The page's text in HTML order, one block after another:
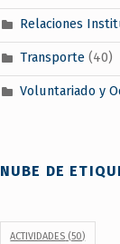
Relaciones
Transporte(40)
Voluntariado y
NUBE DE
ACTIVIDADES (50)